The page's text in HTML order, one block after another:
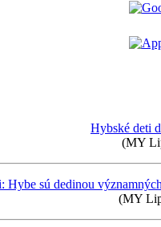
Hybské deti
(MY
Hybe sú dedinou
(MY